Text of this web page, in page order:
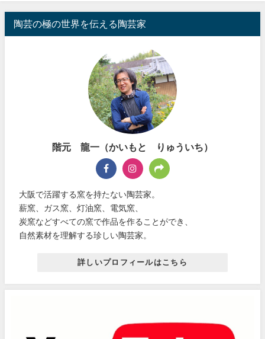
陶芸の極の世界を伝える陶芸家
階元 龍一（かいもと りゅういち）
大阪で活躍する窯を持たない陶芸家。
薪窯、ガス窯、灯油窯、電気窯、
炭窯などすべての窯で作品を作ることができ、
自然素材を理解する珍しい陶芸家。
詳しいプロフィールはこちら